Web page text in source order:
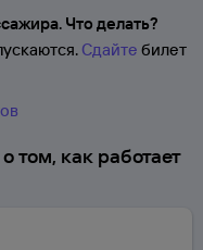
Что делать?
Сдайте билет
том, как работает